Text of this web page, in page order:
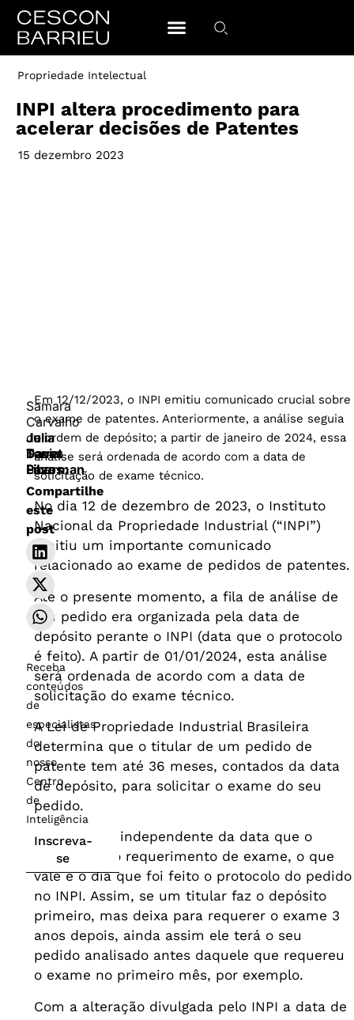
Propriedade Intelectual
INPI altera procedimento para
acelerar decisões de Patentes
15 dezembro 2023
Em 12/12/2023, o INPI emitiu comunicado crucial sobre
o exame de patentes. Anteriormente, a análise seguia
a ordem de depósito; a partir de janeiro de 2024, essa
análise será ordenada de acordo com a data de
solicitação de exame técnico.
​No dia 12 de dezembro de 2023, o Instituto
Nacional da Propriedade Industrial (“INPI”)
emitiu um importante comunicado
relacionado ao exame de pedidos de patentes.
Até o presente momento, a fila de análise de
um pedido era organizada pela data de
depósito perante o INPI (data que o protocolo
é feito). A partir de 01/01/2024, esta análise
será ordenada de acordo com a data de
solicitação do exame técnico.
A Lei de Propriedade Industrial Brasileira
determina que o titular de um pedido de
patente tem até 36 meses, contados da data
de depósito, para solicitar o exame do seu
pedido.
Atualmente, independente da data que o
titular faça o requerimento de exame, o que
vale é o dia que foi feito o protocolo do pedido
no INPI. Assim, se um titular faz o depósito
primeiro, mas deixa para requerer o exame 3
anos depois, ainda assim ele terá o seu
pedido analisado antes daquele que requereu
o exame no primeiro mês, por exemplo.
Com a alteração divulgada pelo INPI a data de
Julia
Davet
Pazos
Tania
Liberman
Samara
Carvalho
de
Souza
Silva
Compartilhe
este
post
Receba
conteúdos
de
especialistas
do
nosso
Centro
de
Inteligência
Inscreva-
se